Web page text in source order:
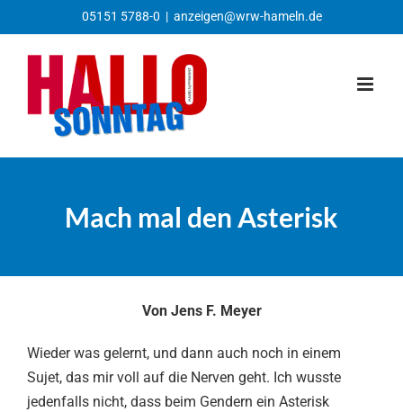
Inhalt
springen
05151 5788-0 | anzeigen@wrw-hameln.de
Mach mal den Asterisk
Von Jens F. Meyer
Wieder was gelernt, und dann auch noch in einem
Sujet, das mir voll auf die Nerven geht. Ich wusste
jedenfalls nicht, dass beim Gendern ein Asterisk